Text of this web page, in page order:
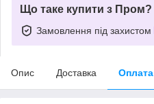
Що таке купити з Пром?
Замовлення під захистом
Опис Доставка Оплата